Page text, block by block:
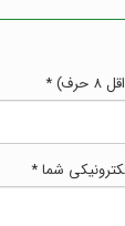
*
شما *